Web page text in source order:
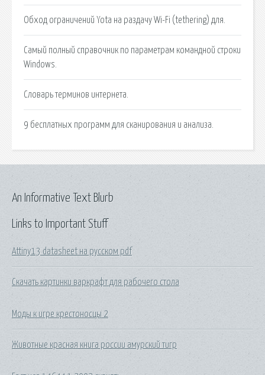
Обход ограничений Yota на раздачу Wi-Fi (tethering) для.
Самый полный справочник по параметрам командной строки
Windows.
Словарь терминов интернета.
9 бесплатных программ для сканирования и анализа.
Links to Important Stuff
Attiny13 datasheet на русском pdf
Скачать картинки варкрафт для рабочего стола
Моды к игре крестоносцы 2
Животные красная книга россии амурский тигр
An Informative Text Blurb